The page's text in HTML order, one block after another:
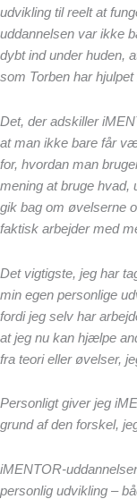
udvikling til reelt at
uddannelsen var ikke
dybt ind under huden,
som Torben har
Det, der adskiller
at man ikke bare får
for, hvordan man
mening at bruge hvad,
gik bag om øvelserne
faktisk arbejder med
Det vigtigste, jeg har
min egen personlige
fordi jeg selv har
at jeg nu kan hjælpe
fra teori eller øvelser,
Personligt giver jeg
grund af den forskel,
iMENTOR-
personlig udvikling –